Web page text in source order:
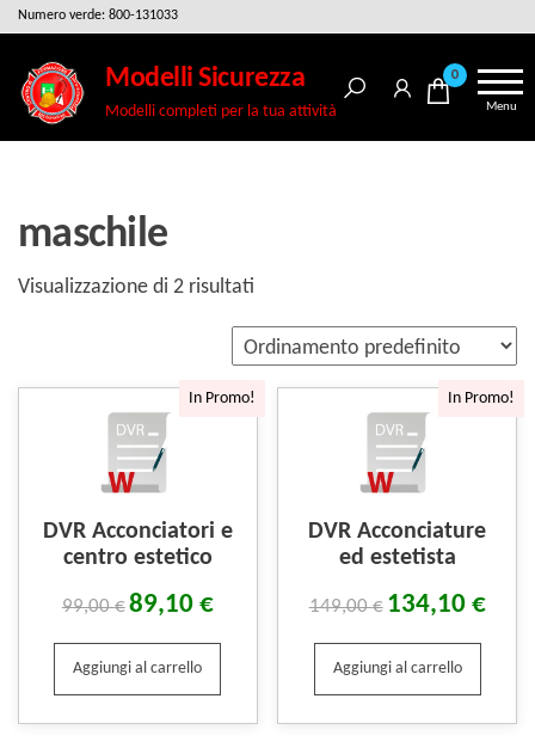
Salta
vai
contenuto
Numero verde: 800-131033
Modelli Sicurezza
Modelli completi per la tua attività
0
Menu
maschile
Visualizzazione di 2 risultati
In Promo!
DVR Acconciatori e
centro estetico
99,00€89,10 €
Aggiungi al carrello
In Promo!
DVR Acconciature
ed estetista
149,00€ 134,10 €
Aggiungi al carrello